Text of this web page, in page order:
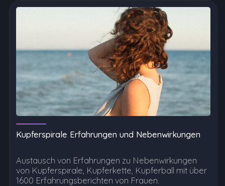
Kupferspirale Erfahrungen und Nebenwirkungen
Austausch von Erfahrungen zu Nebenwirkungen
von Kupferspirale, Kupferkette, Kupferball mit über
1600 Erfahrungsberichten von Frauen.